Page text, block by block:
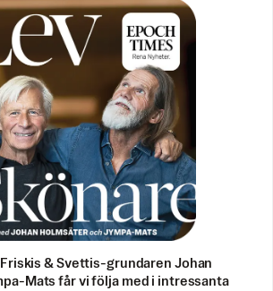
Friskis & Svettis-grundaren Johan
Mats får vi följa med i intressanta